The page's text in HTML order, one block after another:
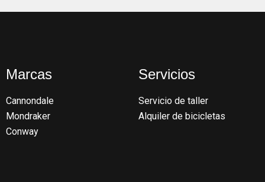
Marcas
Cannondale
Mondraker
Conway
Servicios
Servicio de taller
Alquiler de bicicletas